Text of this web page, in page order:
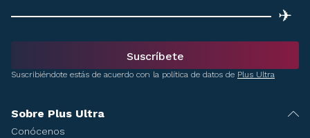
Sobre Plus Ultra
Conócenos
✈
Suscríbete
Suscribiéndote estás de acuerdo con la política de datos de Plus Ultra